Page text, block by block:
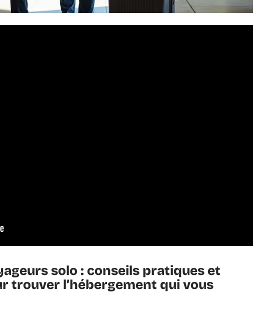
solo : conseils pratiques et
trouver l’hébergement qui vous